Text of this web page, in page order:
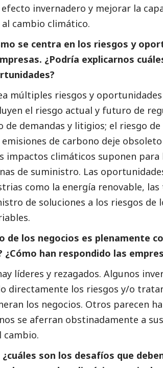
invernadero y mejorar la
cambio climático.
se centra en los riesgos y
¿Podría explicarnos
múltiples riesgos y
el riesgo actual y futuro de
de demandas y litigios; el riesgo
de carbono deje
impactos climáticos suponen
de suministro. Las
como la energía renovable, las
de soluciones a los riesgos de
de los negocios es plenamente
han respondido las
líderes y rezagados. Algunos
directamente los riesgos y/o
los negocios. Otros parecen
se aferran obstinadamente a
cambio.
son los desafíos que